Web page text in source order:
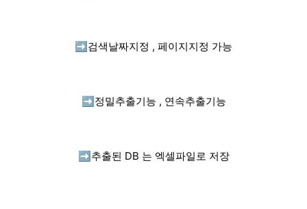
➡️ 검색날짜지정 , 페이지지정 가능
➡️ 정밀추출기능 , 연속추출기능
➡️ 추출된 DB 는 엑셀파일로 저장